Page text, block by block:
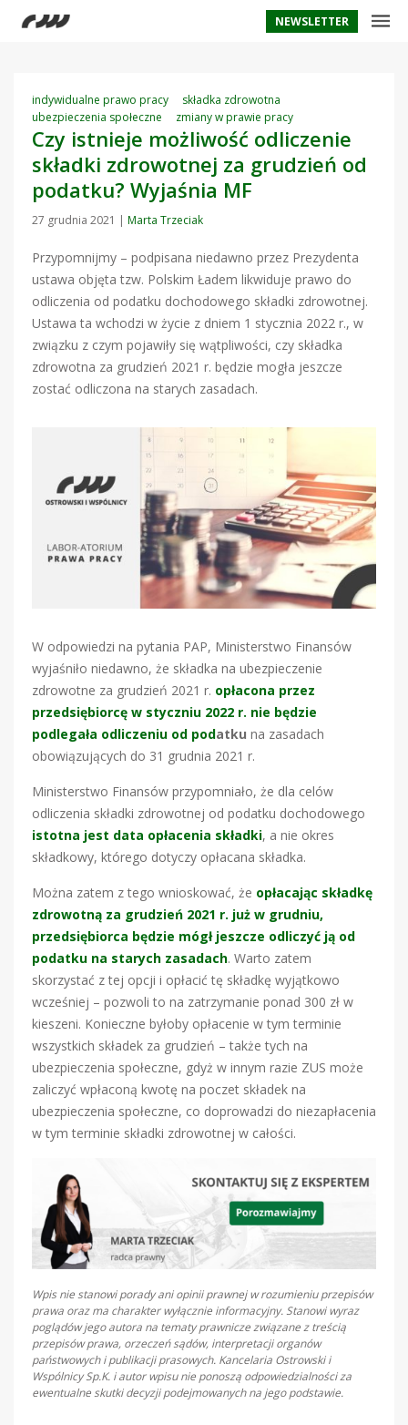
NEWSLETTER
indywidualne prawo pracy
składka zdrowotna
ubezpieczenia społeczne
zmiany w prawie pracy
Czy istnieje możliwość odliczenie
składki zdrowotnej za grudzień od
podatku? Wyjaśnia MF
27 grudnia 2021 | Marta Trzeciak
Przypomnijmy – podpisana niedawno przez Prezydenta
ustawa objęta tzw. Polskim Ładem likwiduje prawo do
odliczenia od podatku dochodowego składki zdrowotnej.
Ustawa ta wchodzi w życie z dniem 1 stycznia 2022 r., w
związku z czym pojawiły się wątpliwości, czy składka
zdrowotna za grudzień 2021 r. będzie mogła jeszcze
zostać odliczona na starych zasadach.
W odpowiedzi na pytania PAP, Ministerstwo Finansów
wyjaśniło niedawno, że składka na ubezpieczenie
zdrowotne za grudzień 2021 r. opłacona przez
przedsiębiorcę w styczniu 2022 r. nie będzie
podlegała odliczeniu od podatku na zasadach
obowiązujących do 31 grudnia 2021 r.
Ministerstwo Finansów przypomniało, że dla celów
odliczenia składki zdrowotnej od podatku dochodowego
istotna jest data opłacenia składki, a nie okres
składkowy, którego dotyczy opłacana składka.
Można zatem z tego wnioskować, że opłacając składkę
zdrowotną za grudzień 2021 r. już w grudniu,
przedsiębiorca będzie mógł jeszcze odliczyć ją od
podatku na starych zasadach. Warto zatem
skorzystać z tej opcji i opłacić tę składkę wyjątkowo
wcześniej – pozwoli to na zatrzymanie ponad 300 zł w
kieszeni. Konieczne byłoby opłacenie w tym terminie
wszystkich składek za grudzień – także tych na
ubezpieczenia społeczne, gdyż w innym razie ZUS może
zaliczyć wpłaconą kwotę na poczet składek na
ubezpieczenia społeczne, co doprowadzi do niezapłacenia
w tym terminie składki zdrowotnej w całości.
Wpis nie stanowi porady ani opinii prawnej w rozumieniu przepisów
prawa oraz ma charakter wyłącznie informacyjny. Stanowi wyraz
poglądów jego autora na tematy prawnicze związane z treścią
przepisów prawa, orzeczeń sądów, interpretacji organów
państwowych i publikacji prasowych. Kancelaria Ostrowski i
Wspólnicy Sp.K. i autor wpisu nie ponoszą odpowiedzialności za
ewentualne skutki decyzji podejmowanych na jego podstawie.